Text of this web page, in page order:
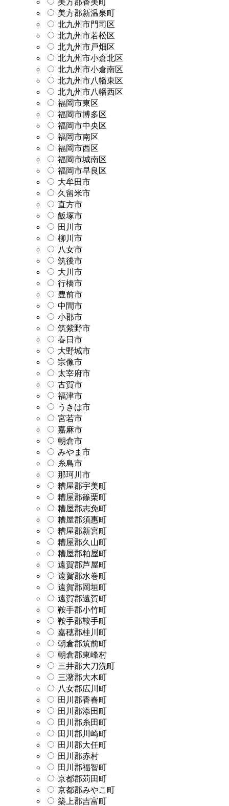
美方郡新温泉町
北九州市門司区
北九州市若松区
北九州市戸畑区
北九州市小倉北区
北九州市小倉南区
北九州市八幡東区
北九州市八幡西区
福岡市東区
福岡市博多区
福岡市中央区
福岡市南区
福岡市西区
福岡市城南区
福岡市早良区
大牟田市
久留米市
直方市
飯塚市
田川市
柳川市
八女市
筑後市
大川市
行橋市
豊前市
中間市
小郡市
筑紫野市
春日市
大野城市
宗像市
太宰府市
古賀市
福津市
うきは市
宮若市
嘉麻市
朝倉市
みやま市
糸島市
那珂川市
糟屋郡宇美町
糟屋郡篠栗町
糟屋郡志免町
糟屋郡須惠町
糟屋郡新宮町
糟屋郡久山町
糟屋郡粕屋町
遠賀郡芦屋町
遠賀郡水巻町
遠賀郡岡垣町
遠賀郡遠賀町
鞍手郡小竹町
鞍手郡鞍手町
嘉穂郡桂川町
朝倉郡筑前町
朝倉郡東峰村
三井郡大刀洗町
三潴郡大木町
八女郡広川町
田川郡香春町
田川郡添田町
田川郡糸田町
田川郡川崎町
田川郡大任町
田川郡赤村
田川郡福智町
京都郡苅田町
京都郡みやこ町
築上郡吉富町